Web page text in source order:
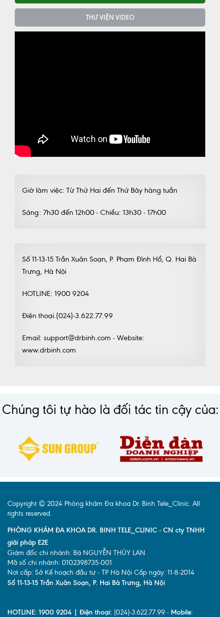
THƯ VIỆN VIDEO
Giờ làm việc: Từ Thứ Hai đến Thứ Bảy hàng tuần
Sáng: 7h30 đến 12h00 - Chiều: 13h30 - 17h00
Số 11-13-15 Trần Xuân Soạn, P. Phạm Đình Hổ, Q. Hai Bà
Trưng, Hà Nội
HOTLINE: 1900 9204
Điện thoại.(024)-3.622.77.99
Email: support@drbinh.com - Website:
www.drbinh.com
Chúng tôi tự hào là đối tác tin cậy của:
Copyright © 2024 Phòng khám Đa khoa Dr. Binh Tele_Clinic. All
rights reserved.
PHÒNG KHÁM ĐA KHOA DR. BINH TELE_CLINIC - CN cty TNHH
giải pháp E2E
Giám đốc chi nhánh: Bà NGUYỄN THÚY LAN
Mã số chi nhánh: 0102398735-001
Nơi cấp: Sở Kế hoạch đầu tư - TP Hà Nội Cấp ngày: 11-8-2014
Số 11-13-15 Trần Xuân Soạn, P. Hai Bà Trưng, Hà Nội
HOTLINE: 1900 9204 | Điện thoại: (024)-3.622.77.99 - Mobile: